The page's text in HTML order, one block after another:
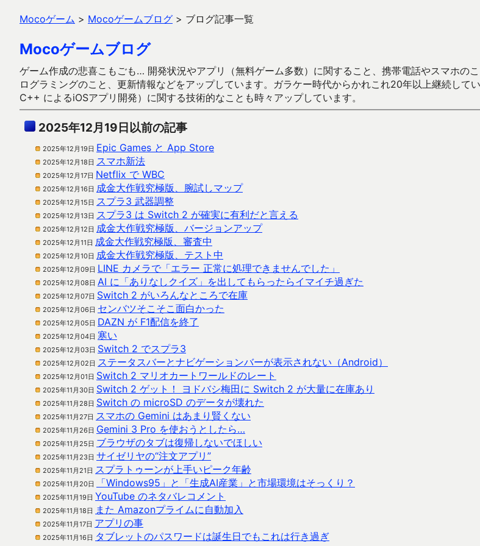
Mocoゲーム > Mocoゲームブログ > ブログ記事一覧
Mocoゲームブログ
ゲーム作成の悲喜こもごも… 開発状況やアプリ（無料ゲーム多数）に関すること、携帯電話やスマホ
ログラミングのこと、更新情報などをアップしています。ガラケー時代からかれこれ20年以上継続し
C++ によるiOSアプリ開発）に関する技術的なことも時々アップしています。
2025年12月19日以前の記事
2025年12月19日 Epic Games と App Store
2025年12月18日 スマホ新法
2025年12月17日 Netflix で WBC
2025年12月16日 成金大作戦究極版、腕試しマップ
2025年12月15日 スプラ3 武器調整
2025年12月13日 スプラ3 は Switch 2 が確実に有利だと言える
2025年12月12日 成金大作戦究極版、バージョンアップ
2025年12月11日 成金大作戦究極版、審査中
2025年12月10日 成金大作戦究極版、テスト中
2025年12月09日 LINE カメラで「エラー 正常に処理できませんでした」
2025年12月08日 AI に「ありなしクイズ」を出してもらったらイマイチ過ぎた
2025年12月07日 Switch 2 がいろんなところで在庫
2025年12月06日 センバツそこそこ面白かった
2025年12月05日 DAZN が F1配信を終了
2025年12月04日 寒い
2025年12月03日 Switch 2 でスプラ3
2025年12月02日 ステータスバーとナビゲーションバーが表示されない（Android）
2025年12月01日 Switch 2 マリオカートワールドのレート
2025年11月30日 Switch 2 ゲット！ ヨドバシ梅田に Switch 2 が大量に在庫あり
2025年11月28日 Switch の microSD のデータが壊れた
2025年11月27日 スマホの Gemini はあまり賢くない
2025年11月26日 Gemini 3 Pro を使おうとしたら…
2025年11月25日 ブラウザのタブは復帰しないでほしい
2025年11月23日 サイゼリヤの“注文アプリ”
2025年11月21日 スプラトゥーンが上手いピーク年齢
2025年11月20日 「Windows95」と「生成AI産業」と市場環境はそっくり？
2025年11月19日 YouTube のネタバレコメント
2025年11月18日 また Amazonプライムに自動加入
2025年11月17日 アプリの事
2025年11月16日 タブレットのパスワードは誕生日でもこれは行き過ぎ